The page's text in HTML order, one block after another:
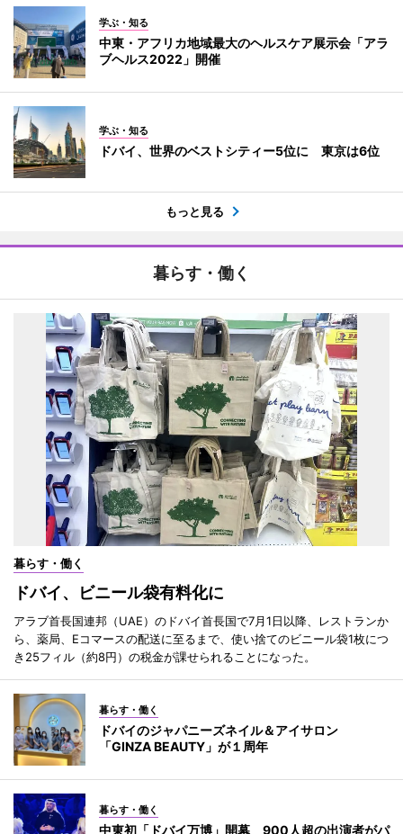
学ぶ・知る
中東・アフリカ地域最大のヘルスケア展示会「アラ
ブヘルス2022」開催
学ぶ・知る
ドバイ、世界のベストシティー5位に 東京は6位
もっと見る
暮らす・働く
暮らす・働く
ドバイ、ビニール袋有料化に
アラブ首長国連邦（UAE）のドバイ首長国で7月1日以降、レストランか
ら、薬局、Eコマースの配送に至るまで、使い捨てのビニール袋1枚につ
き25フィル（約8円）の税金が課せられることになった。
暮らす・働く
ドバイのジャパニーズネイル＆アイサロン
「GINZA BEAUTY」が１周年
暮らす・働く
中東初「ドバイ万博」開幕 900人超の出演者がパ